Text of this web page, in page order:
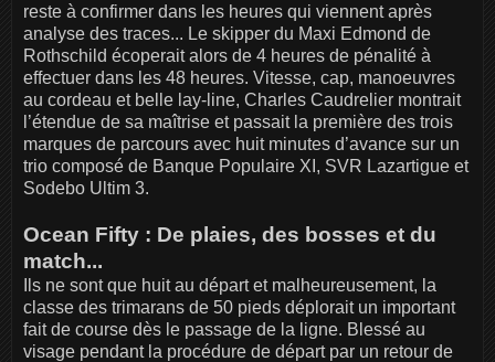
reste à confirmer dans les heures qui viennent après
analyse des traces... Le skipper du Maxi Edmond de
Rothschild écoperait alors de 4 heures de pénalité à
effectuer dans les 48 heures. Vitesse, cap, manoeuvres
au cordeau et belle lay-line, Charles Caudrelier montrait
l’étendue de sa maîtrise et passait la première des trois
marques de parcours avec huit minutes d’avance sur un
trio composé de Banque Populaire XI, SVR Lazartigue et
Sodebo Ultim 3.
Ocean Fifty : De plaies, des bosses et du
match...
Ils ne sont que huit au départ et malheureusement, la
classe des trimarans de 50 pieds déplorait un important
fait de course dès le passage de la ligne. Blessé au
visage pendant la procédure de départ par un retour de